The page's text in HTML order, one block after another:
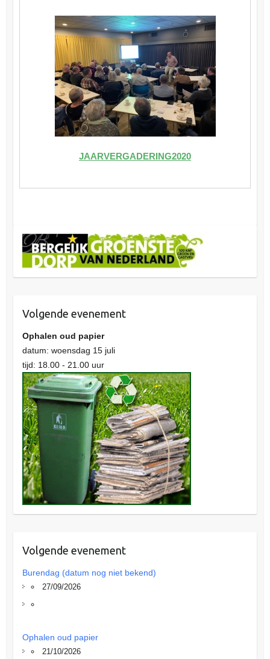
JAARVERGADERING2020
Volgende evenement
Ophalen oud papier
datum: woensdag 15 juli
tijd: 18.00 - 21.00 uur
Volgende evenement
Burendag (datum nog niet bekend)
27/09/2026
Ophalen oud papier
21/10/2026